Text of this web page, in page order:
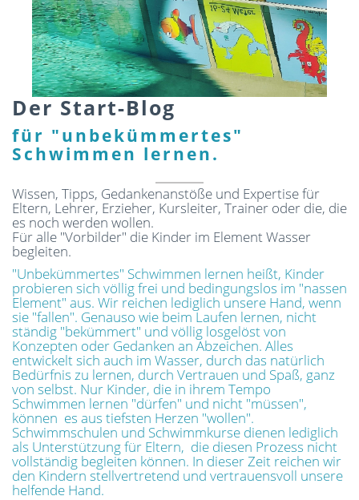
Der Start-Blog
für "unbekümmertes"
Schwimmen lernen.
Wissen, Tipps, Gedankenanstöße und Expertise für
Eltern, Lehrer, Erzieher, Kursleiter, Trainer oder die, die
es noch werden wollen.
Für alle "Vorbilder" die Kinder im Element Wasser
begleiten.
"Unbekümmertes" Schwimmen lernen heißt, Kinder
probieren sich völlig frei und bedingungslos im "nassen
Element" aus. Wir reichen lediglich unsere Hand, wenn
sie "fallen". Genauso wie beim Laufen lernen, nicht
ständig "bekümmert" und völlig losgelöst von
Konzepten oder Gedanken an Abzeichen. Alles
entwickelt sich auch im Wasser, durch das natürlich
Bedürfnis zu lernen, durch Vertrauen und Spaß, ganz
von selbst. Nur Kinder, die in ihrem Tempo
Schwimmen lernen "dürfen" und nicht "müssen",
können es aus tiefsten Herzen "wollen".
Schwimmschulen und Schwimmkurse dienen lediglich
als Unterstützung für Eltern, die diesen Prozess nicht
vollständig begleiten können. In dieser Zeit reichen wir
den Kindern stellvertretend und vertrauensvoll unsere
helfende Hand.